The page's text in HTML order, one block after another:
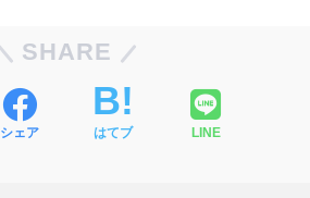
SHARE
シェア はてブ LINE